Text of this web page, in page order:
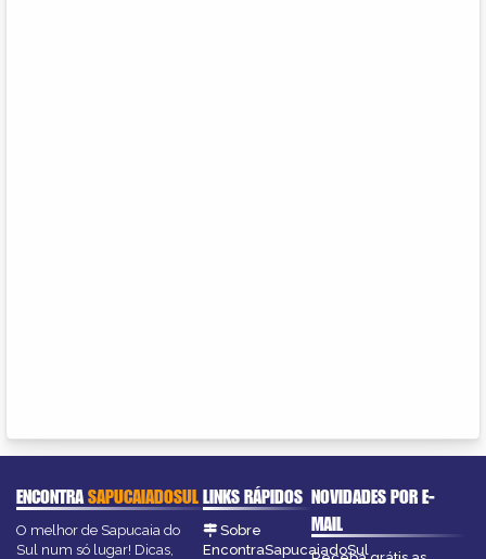
ENCONTRASAPUCAIADOSUL
O melhor de Sapucaia do
Sul num só lugar! Dicas,
LINKS RÁPIDOS
Sobre
EncontraSapucaiadoSul
NOVIDADES POR E-
MAIL